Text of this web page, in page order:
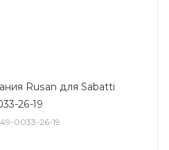
Rusan для Sabatti
26-19
0033-26-19